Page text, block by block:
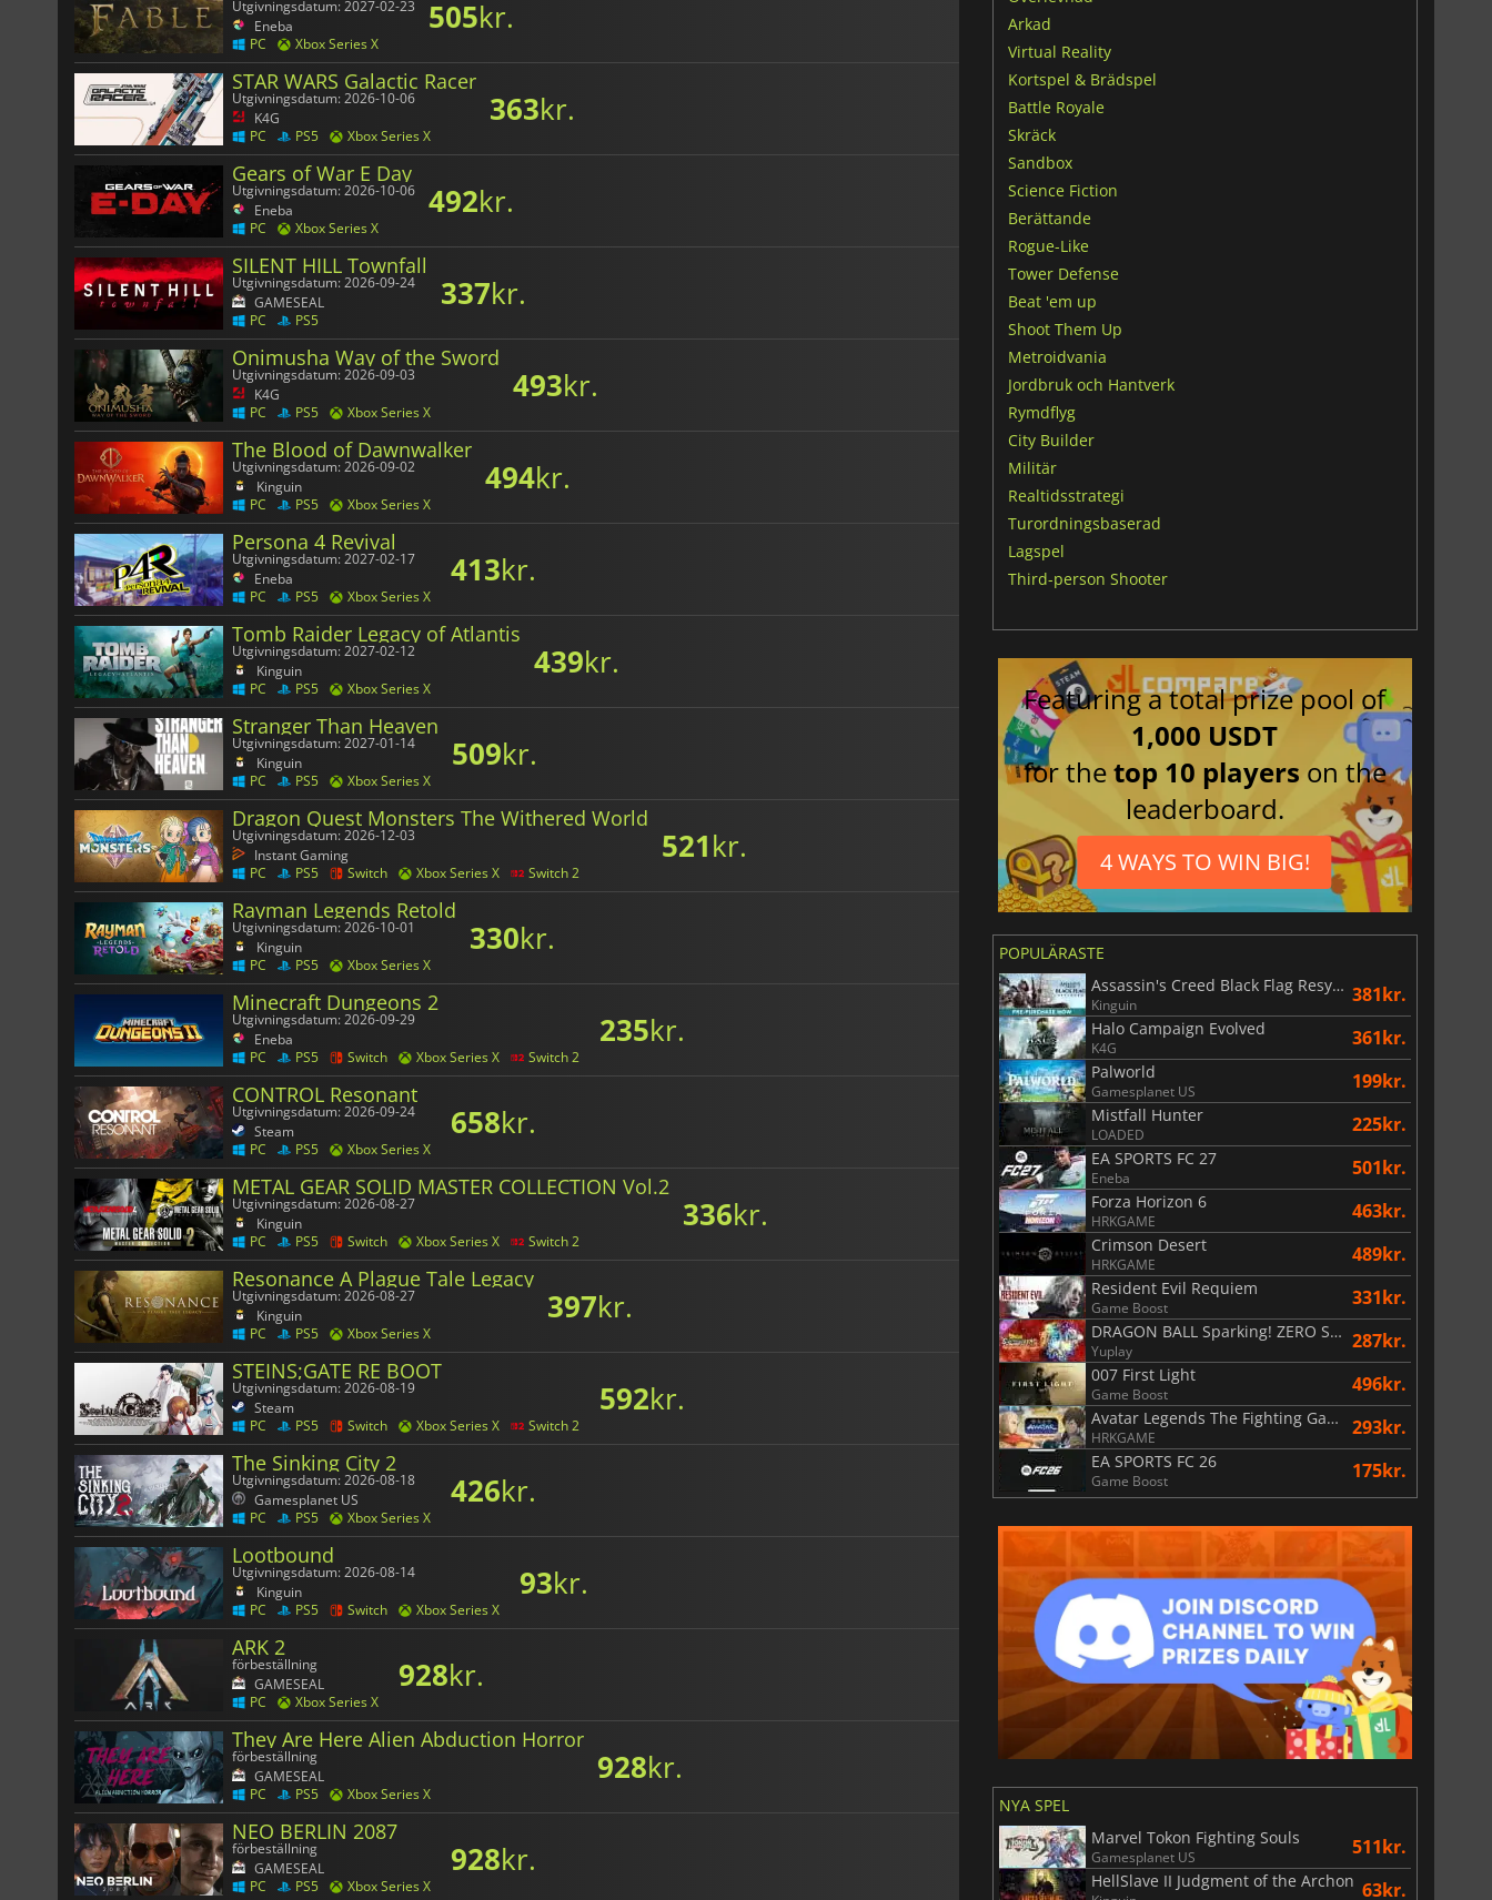
Utgivningsdatum: 2027-02-23
Eneba
PC
Xbox Series X
505kr.
STAR WARS Galactic Racer
Utgivningsdatum: 2026-10-06
K4G
PC
PS5 Xbox Series X
363kr.
Gears of War E Day
Utgivningsdatum: 2026-10-06
Eneba
PC
Xbox Series X
492kr.
SILENT HILL Townfall
Utgivningsdatum: 2026-09-24
GAMESEAL
PC
PS5
337kr.
Onimusha Way of the Sword
Utgivningsdatum: 2026-09-03
K4G
PC
PS5 Xbox Series X
493kr.
The Blood of Dawnwalker
Utgivningsdatum: 2026-09-02
Kinguin
PC
PS5 Xbox Series X
494kr.
Persona 4 Revival
Utgivningsdatum: 2027-02-17
Eneba
PC
PS5 Xbox Series X
413kr.
Tomb Raider Legacy of Atlantis
Utgivningsdatum: 2027-02-12
Kinguin
PC
PS5 Xbox Series X
439kr.
Stranger Than Heaven
Utgivningsdatum: 2027-01-14
Kinguin
PC
PS5 Xbox Series X
509kr.
Dragon Quest Monsters The Withered World
Utgivningsdatum: 2026-12-03
Instant Gaming
PC
PS5 Switch Xbox Series X Switch 2
521kr.
Rayman Legends Retold
Utgivningsdatum: 2026-10-01
Kinguin
PC
PS5 Xbox Series X
330kr.
Minecraft Dungeons 2
Utgivningsdatum: 2026-09-29
Eneba
PC
PS5 Switch Xbox Series X Switch 2
235kr.
CONTROL Resonant
Utgivningsdatum: 2026-09-24
Steam
PC
PS5 Xbox Series X
658kr.
METAL GEAR SOLID MASTER COLLECTION Vol.2
Utgivningsdatum: 2026-08-27
Kinguin
PC
PS5 Switch Xbox Series X Switch 2
336kr.
Resonance A Plague Tale Legacy
Utgivningsdatum: 2026-08-27
Kinguin
PC
PS5 Xbox Series X
397kr.
STEINS;GATE RE BOOT
Utgivningsdatum: 2026-08-19
Steam
PC
PS5 Switch Xbox Series X Switch 2
592kr.
The Sinking City 2
Utgivningsdatum: 2026-08-18
Gamesplanet US
PC
PS5 Xbox Series X
426kr.
Lootbound
Utgivningsdatum: 2026-08-14
Kinguin
PC
PS5 Switch Xbox Series X
93kr.
ARK 2
förbeställning
GAMESEAL
PC
Xbox Series X
928kr.
They Are Here Alien Abduction Horror
förbeställning
GAMESEAL
PC
PS5 Xbox Series X
928kr.
NEO BERLIN 2087
förbeställning
GAMESEAL
PC
PS5 Xbox Series X
928kr.
Arkad
Virtual Reality
Kortspel & Brädspel
Battle Royale
Skräck
Sandbox
Science Fiction
Berättande
Rogue-Like
Tower Defense
Beat 'em up
Shoot Them Up
Metroidvania
Jordbruk och Hantverk
Rymdflyg
City Builder
Militär
Realtidsstrategi
Turordningsbaserad
Lagspel
Third-person Shooter
Featuring a total prize pool of
1,000 USDT
for thetop 10 players on the
leaderboard.
4 WAYS TO WIN BIG!
POPULÄRASTE
Assassin's Creed Black Flag Resynced
Kinguin 381kr.
Halo Campaign Evolved
K4G 361kr.
Palworld
Gamesplanet US 199kr.
Mistfall Hunter
LOADED 225kr.
EA SPORTS FC 27
Eneba 501kr.
Forza Horizon 6
HRKGAME 463kr.
Crimson Desert
HRKGAME 489kr.
Resident Evil Requiem
Game Boost 331kr.
DRAGON BALL Sparking! ZERO Super Limit Breaking NEO
Yuplay 287kr.
007 First Light
Game Boost 496kr.
Avatar Legends The Fighting Game
HRKGAME 293kr.
EA SPORTS FC 26
Game Boost 175kr.
NYA SPEL
Marvel Tokon Fighting Souls
Gamesplanet US 511kr.
HellSlave II Judgment of the Archon 63kr.